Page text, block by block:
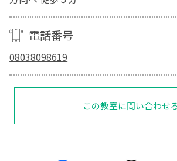
電話番号
08038098619
この教室に問い合わせ